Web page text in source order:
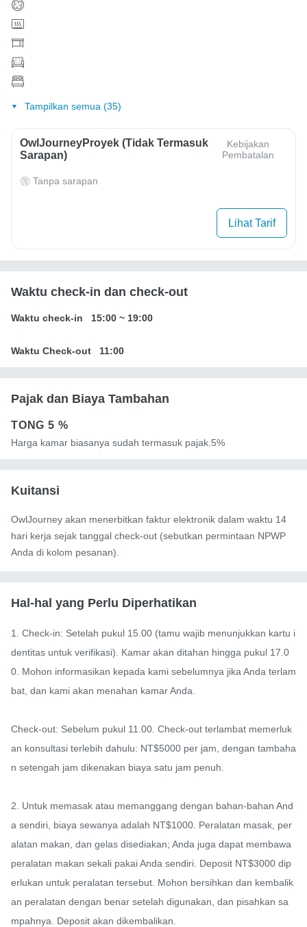
Tampilkan semua (35)
OwlJourneyProyek (Tidak Termasuk
Sarapan)
Kebijakan
Pembatalan
Tanpa sarapan
Lihat Tarif
Waktu check-in dan check-out
Waktu check-in 15:00 ~ 19:00
Waktu Check-out 11:00
Pajak dan Biaya Tambahan
TONG 5 %
Harga kamar biasanya sudah termasuk pajak.5%
Kuitansi
OwlJourney akan menerbitkan faktur elektronik dalam waktu 14
hari kerja sejak tanggal check-out (sebutkan permintaan NPWP
Anda di kolom pesanan).
Hal-hal yang Perlu Diperhatikan
1. Check-in: Setelah pukul 15.00 (tamu wajib menunjukkan kartu i
dentitas untuk verifikasi). Kamar akan ditahan hingga pukul 17.0
0. Mohon informasikan kepada kami sebelumnya jika Anda terlam
bat, dan kami akan menahan kamar Anda.
Check-out: Sebelum pukul 11.00. Check-out terlambat memerluk
an konsultasi terlebih dahulu: NT$5000 per jam, dengan tambaha
n setengah jam dikenakan biaya satu jam penuh.
2. Untuk memasak atau memanggang dengan bahan-bahan And
a sendiri, biaya sewanya adalah NT$1000. Peralatan masak, per
alatan makan, dan gelas disediakan; Anda juga dapat membawa
peralatan makan sekali pakai Anda sendiri. Deposit NT$3000 dip
erlukan untuk peralatan tersebut. Mohon bersihkan dan kembalik
an peralatan dengan benar setelah digunakan, dan pisahkan sa
mpahnya. Deposit akan dikembalikan.